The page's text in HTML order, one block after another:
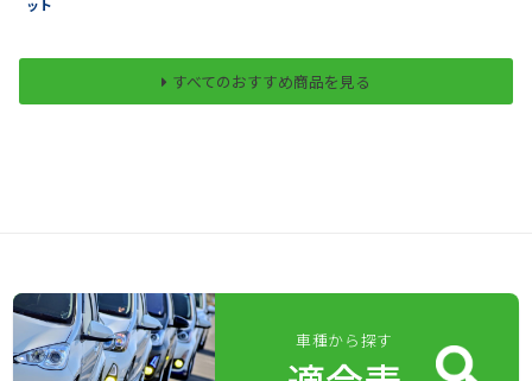
ット
すべてのおすすめ商品を見る
車種から探す